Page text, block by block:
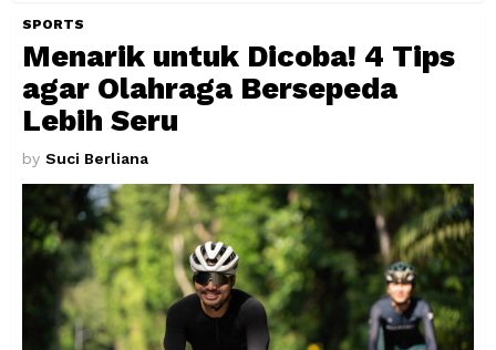
SPORTS
Menarik untuk Dicoba! 4 Tips
agar Olahraga Bersepeda
Lebih Seru
by Suci Berliana